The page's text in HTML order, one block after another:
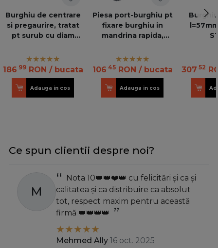
Burghiu de centrare
si pregaurire, tratat
pt surub cu diam
M01.ZZ03 ZENT-BOHR
S
186 99 RON / bucata
Adauga in cos
Piesa port-burghiu pt
fixare burghiu in
mandrina rapida,
106 45 RON / bucata
Adauga in cos
307 52
Ce spun clientii despre noi?
M
Nota 10👑👑❤️👑 cu felicitări și ca și
calitatea și ca distribuire ca absolut
tot, respect maxim pentru această
firmă 👑👑👑👑
Mehmed Ally 16 oct. 2025